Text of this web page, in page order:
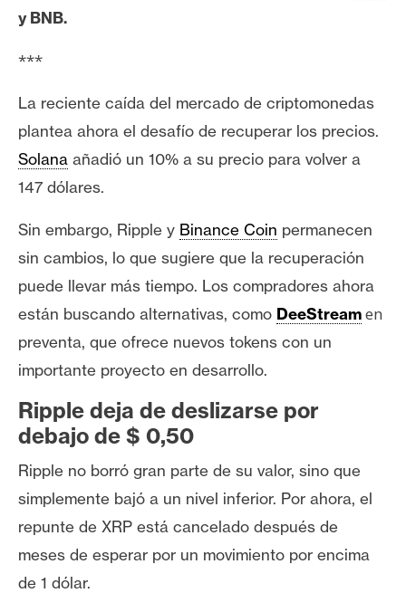
e
I
A
A
á
l
i
s
s
N
o
a
s
d
e
y BNB.
***
La reciente caída del mercado de criptomonedas
plantea ahora el desafío de recuperar los precios.
Solana añadió un 10% a su precio para volver a
147 dólares.
Sin embargo, Ripple y Binance Coin permanecen
sin cambios, lo que sugiere que la recuperación
puede llevar más tiempo. Los compradores ahora
están buscando alternativas, como DeeStreamen
preventa, que ofrece nuevos tokens con un
importante proyecto en desarrollo.
Ripple deja de deslizarse por
debajo de $ 0,50
Ripple no borró gran parte de su valor, sino que
simplemente bajó a un nivel inferior. Por ahora, el
repunte de XRP está cancelado después de
meses de esperar por un movimiento por encima
de 1 dólar.